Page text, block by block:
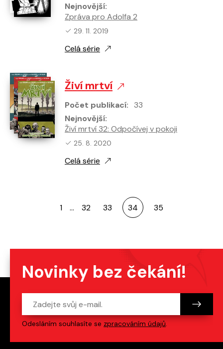
Nejnovější:
Zpráva pro Adolfa 2
Nejnovější vydání:
29. 11. 2019
Celá série
Živí mrtví
Počet publikací:
33
Nejnovější:
Živí mrtví 32: Odpočívej v pokoji
Nejnovější vydání:
25. 8. 2020
Celá série
1 … 32 33 34 35
Novinky bez čekání!
Odesláním souhlasíte se zpracováním údajů.